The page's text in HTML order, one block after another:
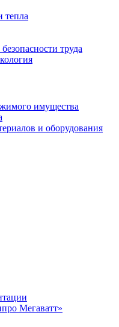
тепла
труда
имущества
и оборудования
Мегаватт»